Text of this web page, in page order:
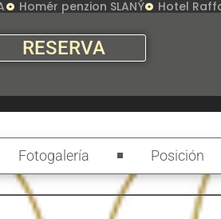
RESERVA
Homér penzion SLANÝ Hotel
Fotogalería Posición